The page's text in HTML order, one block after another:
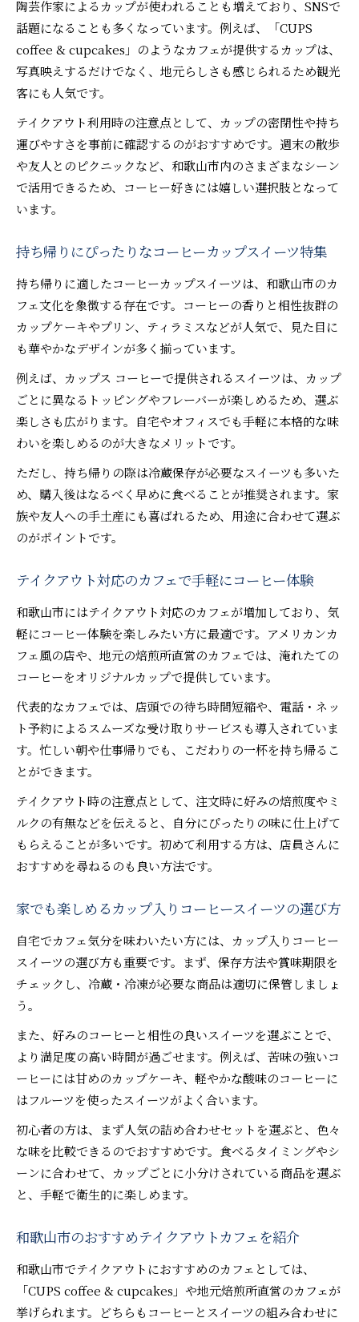
陶芸作家によるカップが使われることも増えており、SNSで
話題になることも多くなっています。例えば、「CUPS
coffee & cupcakes」のようなカフェが提供するカップは、
写真映えするだけでなく、地元らしさも感じられるため観光
客にも人気です。
テイクアウト利用時の注意点として、カップの密閉性や持ち
運びやすさを事前に確認するのがおすすめです。週末の散歩
や友人とのピクニックなど、和歌山市内のさまざまなシーン
で活用できるため、コーヒー好きには嬉しい選択肢となって
います。
持ち帰りにぴったりなコーヒーカップスイーツ特集
持ち帰りに適したコーヒーカップスイーツは、和歌山市のカ
フェ文化を象徴する存在です。コーヒーの香りと相性抜群の
カップケーキやプリン、ティラミスなどが人気で、見た目に
も華やかなデザインが多く揃っています。
例えば、カップス コーヒーで提供されるスイーツは、カップ
ごとに異なるトッピングやフレーバーが楽しめるため、選ぶ
楽しさも広がります。自宅やオフィスでも手軽に本格的な味
わいを楽しめるのが大きなメリットです。
ただし、持ち帰りの際は冷蔵保存が必要なスイーツも多いた
め、購入後はなるべく早めに食べることが推奨されます。家
族や友人への手土産にも喜ばれるため、用途に合わせて選ぶ
のがポイントです。
テイクアウト対応のカフェで手軽にコーヒー体験
和歌山市にはテイクアウト対応のカフェが増加しており、気
軽にコーヒー体験を楽しみたい方に最適です。アメリカンカ
フェ風の店や、地元の焙煎所直営のカフェでは、淹れたての
コーヒーをオリジナルカップで提供しています。
代表的なカフェでは、店頭での待ち時間短縮や、電話・ネッ
ト予約によるスムーズな受け取りサービスも導入されていま
す。忙しい朝や仕事帰りでも、こだわりの一杯を持ち帰るこ
とができます。
テイクアウト時の注意点として、注文時に好みの焙煎度やミ
ルクの有無などを伝えると、自分にぴったりの味に仕上げて
もらえることが多いです。初めて利用する方は、店員さんに
おすすめを尋ねるのも良い方法です。
家でも楽しめるカップ入りコーヒースイーツの選び方
自宅でカフェ気分を味わいたい方には、カップ入りコーヒー
スイーツの選び方も重要です。まず、保存方法や賞味期限を
チェックし、冷蔵・冷凍が必要な商品は適切に保管しましょ
う。
また、好みのコーヒーと相性の良いスイーツを選ぶことで、
より満足度の高い時間が過ごせます。例えば、苦味の強いコ
ーヒーには甘めのカップケーキ、軽やかな酸味のコーヒーに
はフルーツを使ったスイーツがよく合います。
初心者の方は、まず人気の詰め合わせセットを選ぶと、色々
な味を比較できるのでおすすめです。食べるタイミングやシ
ーンに合わせて、カップごとに小分けされている商品を選ぶ
と、手軽で衛生的に楽しめます。
和歌山市のおすすめテイクアウトカフェを紹介
和歌山市でテイクアウトにおすすめのカフェとしては、
「CUPS coffee & cupcakes」や地元焙煎所直営のカフェが
挙げられます。どちらもコーヒーとスイーツの組み合わせに